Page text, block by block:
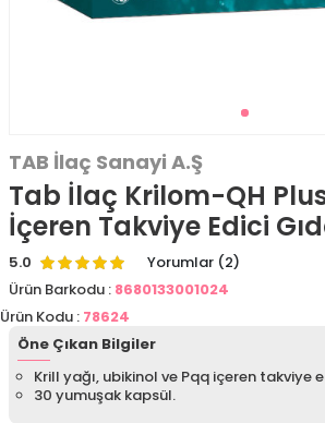
TAB İlaç Sanayi A.Ş
Tab İlaç Krilom-QH
İçeren Takviye Edici
5.0
Yorumlar (2)
Ürün Barkodu : 8680133001024
Ürün Kodu : 78624
Öne Çıkan Bilgiler
Krill yağı, ubikinol ve Pqq içeren takviye
30 yumuşak kapsül.